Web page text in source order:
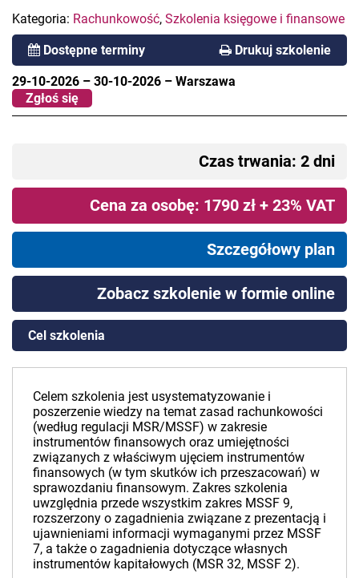
Kategoria: Rachunkowość, Szkolenia księgowe i finansowe
Dostępne terminy Drukuj szkolenie
29-10-2026 – 30-10-2026 – Warszawa
Zgłoś się
Czas trwania: 2 dni
Cena za osobę: 1790 zł + 23% VAT
Szczegółowy plan
Zobacz szkolenie w formie online
Cel szkolenia
Celem szkolenia jest usystematyzowanie i
poszerzenie wiedzy na temat zasad rachunkowości
(według regulacji MSR/MSSF) w zakresie
instrumentów finansowych oraz umiejętności
związanych z właściwym ujęciem instrumentów
finansowych (w tym skutków ich przeszacowań) w
sprawozdaniu finansowym. Zakres szkolenia
uwzględnia przede wszystkim zakres MSSF 9,
rozszerzony o zagadnienia związane z prezentacją i
ujawnieniami informacji wymaganymi przez MSSF
7, a także o zagadnienia dotyczące własnych
instrumentów kapitałowych (MSR 32, MSSF 2).